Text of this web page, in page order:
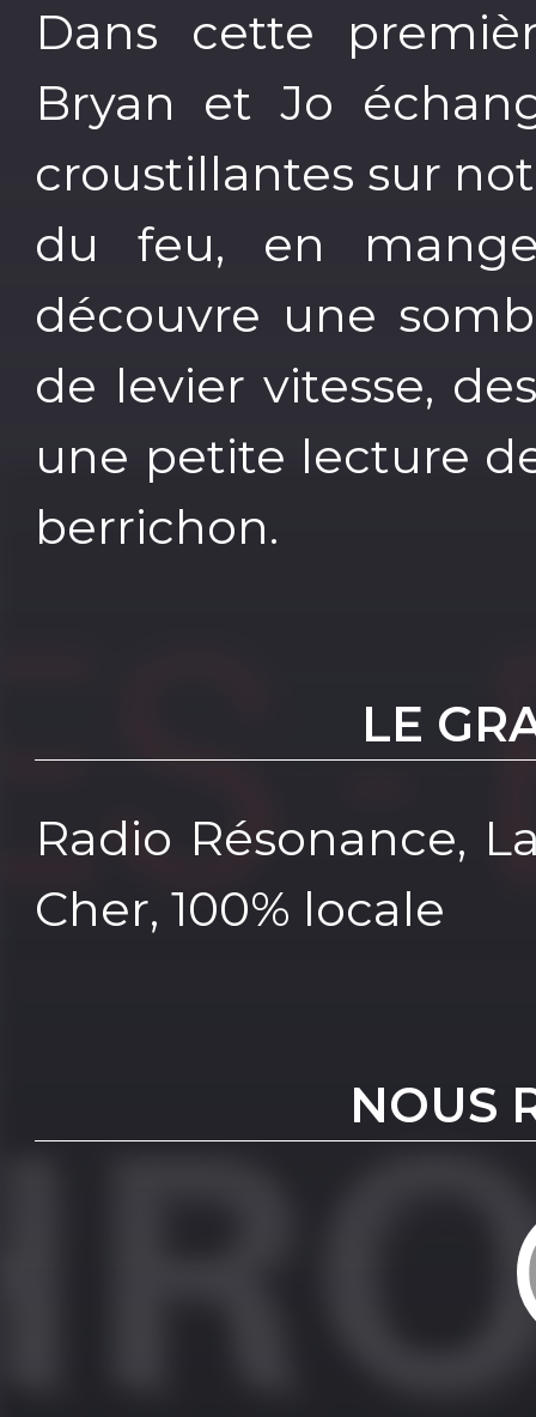
Dans cette
Bryan et Jo
croustillantes sur
du feu, en
découvre une
de levier vitesse,
une petite lecture
berrichon.
LE
Radio Résonance,
Cher, 100% locale
NOUS